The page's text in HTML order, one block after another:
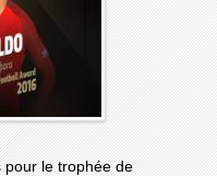
pour le trophée de